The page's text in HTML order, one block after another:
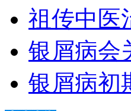
祖传中医
银屑病会
银屑病初